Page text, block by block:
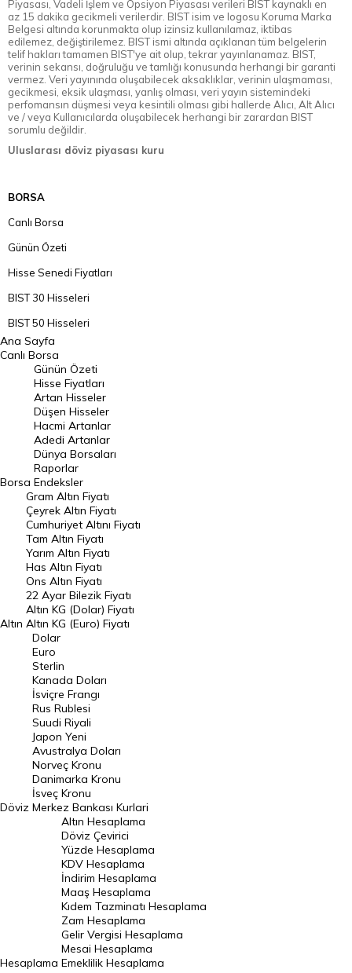
Piyasası, Vadeli İşlem ve Opsiyon Piyasası verileri BIST kaynaklı en
az 15 dakika gecikmeli verilerdir. BIST isim ve logosu Koruma Marka
Belgesi altında korunmakta olup izinsiz kullanılamaz, iktibas
edilemez, değiştirilemez. BIST ismi altında açıklanan tüm belgelerin
telif hakları tamamen BIST'ye ait olup, tekrar yayınlanamaz. BIST,
verinin sekansı, doğruluğu ve tamlığı konusunda herhangi bir garanti
vermez. Veri yayınında oluşabilecek aksaklıklar, verinin ulaşmaması,
gecikmesi, eksik ulaşması, yanlış olması, veri yayın sistemindeki
perfomansın düşmesi veya kesintili olması gibi hallerde Alıcı, Alt Alıcı
ve / veya Kullanıcılarda oluşabilecek herhangi bir zarardan BIST
sorumlu değildir.
Uluslarası döviz piyasası kuru
BORSA
Canlı Borsa
Günün Özeti
Hisse Senedi Fiyatları
BIST 30 Hisseleri
BIST 50 Hisseleri
BIST 100 Hisseleri
En Çok Artan Hisseler
En Çok Düşen Hisseler
Hacmi Artanlar
Geçmiş Kapanışlar
Dünya Borsaları
Raporlar
Endeksler
DÖVİZ
Döviz Kuru
Dolar Kuru
Euro Kuru
Pound Kuru
Frank Kuru
Riyal Kuru
Avustralya Doları
Danimarka Kronu Kuru
Kanada Doları Kuru
Norveç Kronu Kuru
İsveç Kronu Kuru
Japon Yeni Kuru
Serbest Piyasa Döviz Kurları
Merkez Bankası Döviz Kurları
Altın Fiyatları
Ana Sayfa
Canlı Borsa
Borsa
Günün Özeti
Hisse Fiyatları
Artan Hisseler
Düşen Hisseler
Hacmi Artanlar
Adedi Artanlar
Dünya Borsaları
Raporlar
Endeksler
Altın
Gram Altın Fiyatı
Çeyrek Altın Fiyatı
Cumhuriyet Altını Fiyatı
Tam Altın Fiyatı
Yarım Altın Fiyatı
Has Altın Fiyatı
Ons Altın Fiyatı
22 Ayar Bilezik Fiyatı
Altın KG (Dolar) Fiyatı
Altın KG (Euro) Fiyatı
Döviz
Dolar
Euro
Sterlin
Kanada Doları
İsviçre Frangı
Rus Rublesi
Suudi Riyali
Japon Yeni
Avustralya Doları
Norveç Kronu
Danimarka Kronu
İsveç Kronu
Merkez Bankası Kurlari
Hesaplama
Altın Hesaplama
Döviz Çevirici
Yüzde Hesaplama
KDV Hesaplama
İndirim Hesaplama
Maaş Hesaplama
Kıdem Tazminatı Hesaplama
Zam Hesaplama
Gelir Vergisi Hesaplama
Mesai Hesaplama
Emeklilik Hesaplama